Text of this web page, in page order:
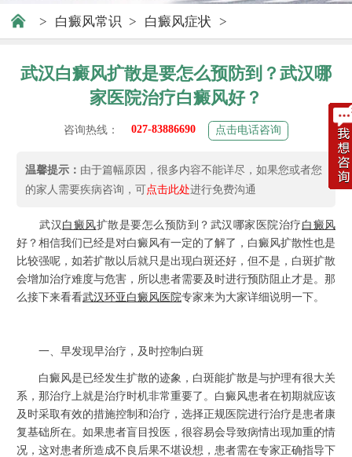
> 白癜风常识 > 白癜风症状 >
武汉白癜风扩散是要怎么预防到？武汉哪
家医院治疗白癜风好？
咨询热线： 027-83886690 点击电话咨询
温馨提示： 由于篇幅原因，很多内容不能详尽，如果您或者您
的家人需要疾病咨询，可点击此处进行免费沟通
武汉 白癜风扩散是要怎么预防到？武汉哪家医院治疗 白癜风
好？相信我们已经是对白癜风有一定的了解了，白癜风扩散性也是
比较强呢，如若扩散以后就只是出现白斑还好，但不是，白斑扩散
会增加治疗难度与危害，所以患者需要及时进行预防阻止才是。那
么接下来看看武汉环亚白癜风医院专家来为大家详细说明一下。
一、早发现早治疗，及时控制白斑
白癜风是已经发生扩散的迹象，白斑能扩散是与护理有很大关
系，那治疗上就是治疗时机非常重要了。白癜风患者在初期就应该
及时采取有效的措施控制和治疗，选择正规医院进行治疗是患者康
复基础所在。如果患者盲目投医，很容易会导致病情出现加重的情
况，这对患者所造成不良后果不堪设想，患者需在专家正确指导下